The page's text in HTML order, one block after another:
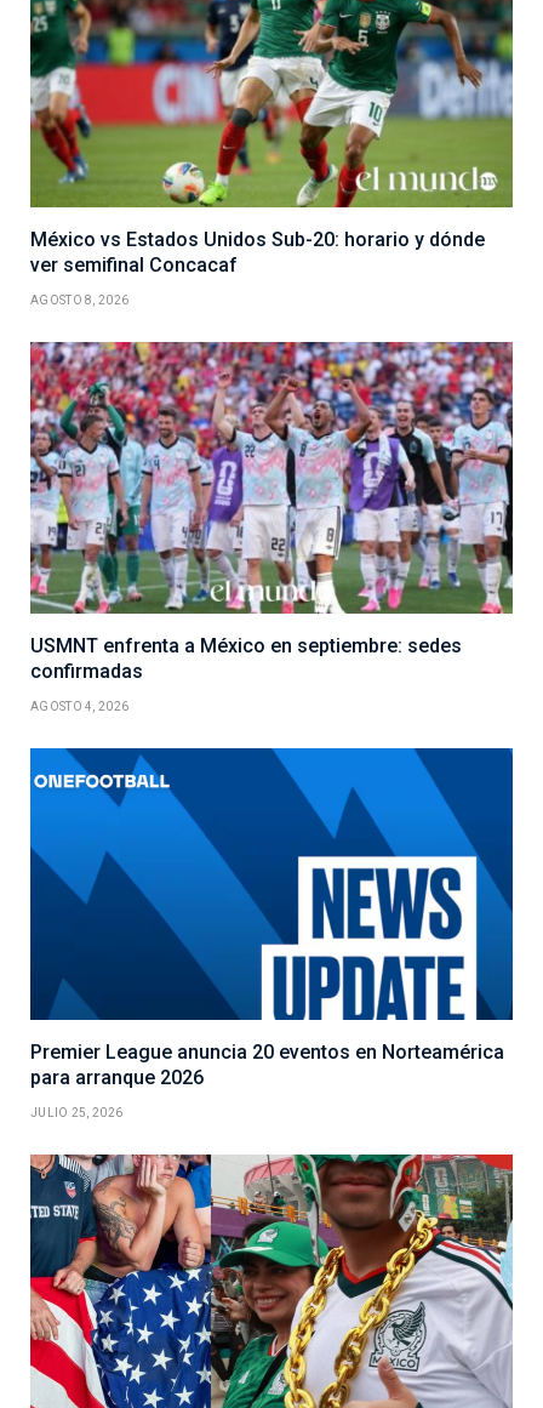
México vs Estados Unidos Sub-20: horario y dónde
ver semifinal Concacaf
AGOSTO 8, 2026
USMNT enfrenta a México en septiembre: sedes
confirmadas
AGOSTO 4, 2026
Premier League anuncia 20 eventos en Norteamérica
para arranque 2026
JULIO 25, 2026